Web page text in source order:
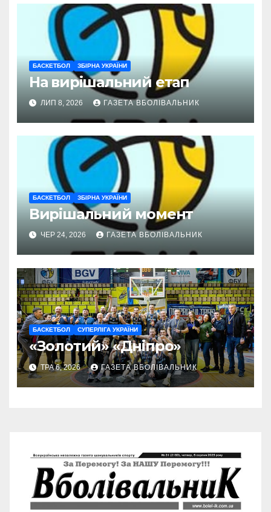
БАСКЕТБОЛ ЗБІРНА УКРАЇНИ
На вирішальний етап
ЛИП 8, 2026 ГАЗЕТА ВБОЛІВАЛЬНИК
БАСКЕТБОЛ ЗБІРНА УКРАЇНИ
Вирішальний момент
ЧЕР 24, 2026 ГАЗЕТА ВБОЛІВАЛЬНИК
БАСКЕТБОЛ СУПЕРЛІГА УКРАЇНИ
«Золотий» «Дніпро»
ТРА 6, 2026 ГАЗЕТА ВБОЛІВАЛЬНИК